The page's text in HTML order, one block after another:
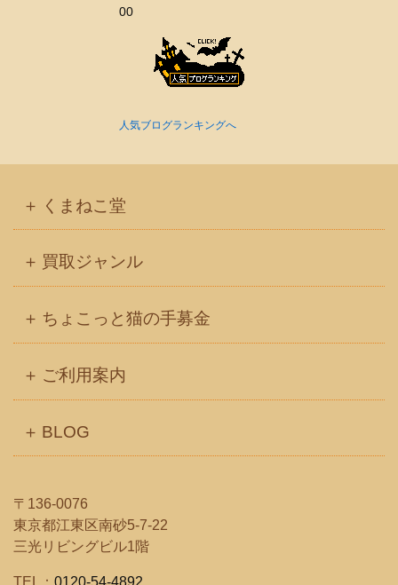
00
人気ブログランキングへ
くまねこ堂
買取ジャンル
ちょこっと猫の手募金
ご利用案内
BLOG
〒136-0076
東京都江東区南砂5-7-22
三光リビングビル1階
TEL： 0120-54-4892